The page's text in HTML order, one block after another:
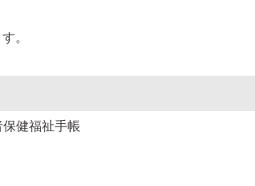
。
健福祉手帳